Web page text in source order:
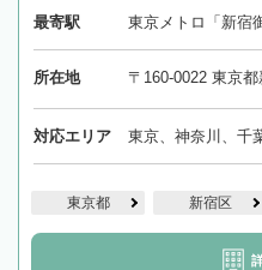
最寄駅 東京メトロ「新宿
所在地 〒160-0022 東京
対応エリア 東京、神奈川、千
東京都 新宿区